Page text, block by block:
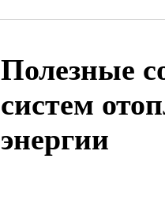
Полезные
систем
энергии